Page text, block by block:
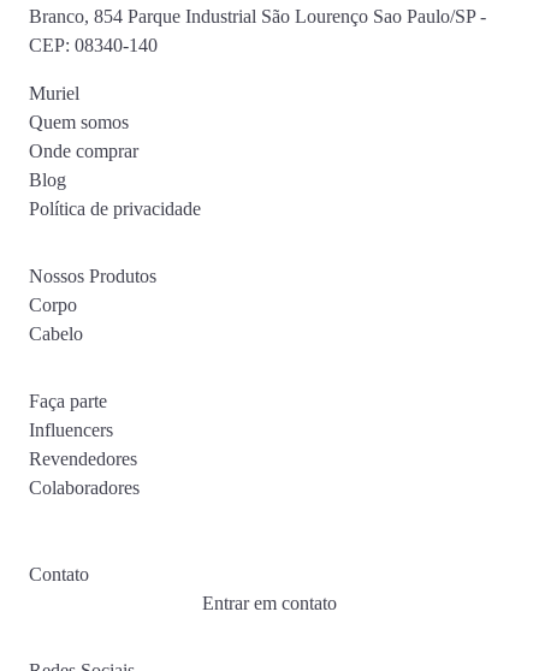
Branco, 854 Parque Industrial São Lourenço Sao Paulo/SP -
CEP: 08340-140
Muriel
Quem somos
Onde comprar
Blog
Política de privacidade
Nossos Produtos
Corpo
Cabelo
Faça parte
Influencers
Revendedores
Colaboradores
Contato
Entrar em contato